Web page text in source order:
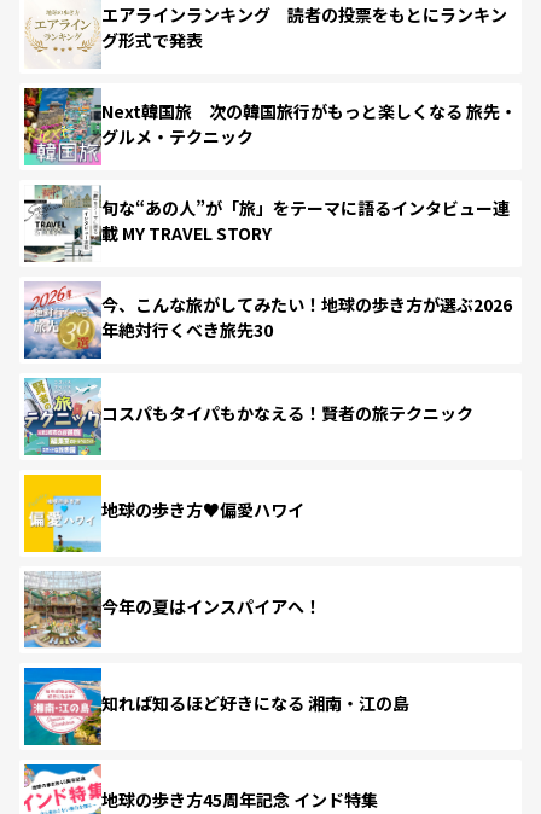
エアラインランキング 読者の投票をもとにランキン
グ形式で発表
Next韓国旅 次の韓国旅行がもっと楽しくなる 旅先・
グルメ・テクニック
旬な“あの人”が「旅」をテーマに語るインタビュー連
載 MY TRAVEL STORY
今、こんな旅がしてみたい！地球の歩き方が選ぶ2026
年絶対行くべき旅先30
コスパもタイパもかなえる！賢者の旅テクニック
地球の歩き方♥偏愛ハワイ
今年の夏はインスパイアへ！
知れば知るほど好きになる 湘南・江の島
地球の歩き方45周年記念 インド特集